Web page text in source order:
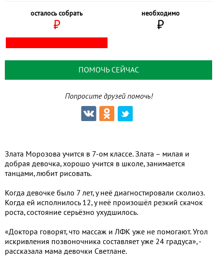
осталось собрать
⃏
необходимо
⃏
ПОМОЧЬ СЕЙЧАС
Попросите друзей помочь!
Злата Морозова учится в 7-ом классе. Злата – милая и
добрая девочка, хорошо учится в школе, занимается
танцами, любит рисовать.
Когда девочке было 7 лет, у неё диагностировали сколиоз.
Когда ей исполнилось 12, у неё произошёл резкий скачок
роста, состояние серьёзно ухудшилось.
«Доктора говорят, что массаж и ЛФК уже не помогают. Угол
искривления позвоночника составляет уже 24 градуса», -
рассказала мама девочки Светлане.